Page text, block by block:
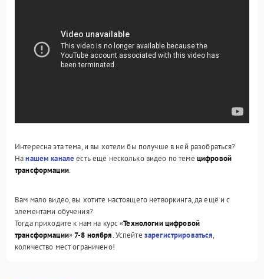
Интересна эта тема, и вы хотели бы получше в ней разобраться?
Нанашем каналеесть ещё несколько видео по теме цифровой
трансформации.
Вам мало видео, вы хотите настоящего нетворкинга, да ещё и с
элементами обучения?
Тогда приходите к нам на курс «Технологии цифровой
трансформации»7-8 ноября. Успейте зарегистрироваться,
количество мест ограничено!